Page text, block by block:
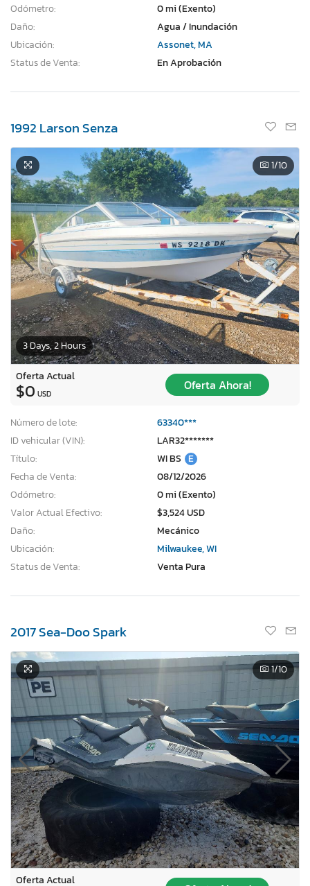
Odómetro:
0 mi (Exento)
Daño:
Agua / Inundación
Ubicación:
Assonet, MA
Status de Venta:
En Aprobación
1992 Larson Senza
3 Days, 2 Hours
1/10
Oferta Actual
$0 USD
Oferta Ahora!
Número de lote:
63340***
ID vehicular (VIN):
LAR32*******
Título:
WI BS E
Fecha de Venta:
08/12/2026
Odómetro:
0 mi (Exento)
Valor Actual Efectivo:
$3,524 USD
Daño:
Mecánico
Ubicación:
Milwaukee, WI
Status de Venta:
Venta Pura
2017 Sea-Doo Spark
1/10
Oferta Actual